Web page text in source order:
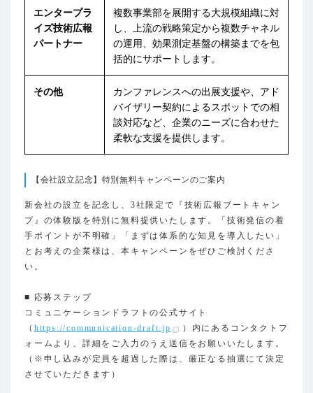
エンタープラ
イズ技術広報
パートナー
複数事業部を展開する大規模組織に対
し、上流の戦略策定から複数チャネル
の運用、効果測定基盤の構築までを包
括的にサポートします。
その他
カンファレンスへの出展支援や、アド
バイザリー契約によるスポットでの相
談対応など、企業のニーズに合わせた
柔軟な支援を提供します。
【会社設立記念】特別無料キャンペーンのご案内
新会社の設立を記念し、3社限定で『技術広報ブートキャン
プ』の体験版を特別に無料提供いたします。「技術発信の着
手ポイントが不明確」「まずは体系的な知見を導入したい」
とお考えの企業様は、本キャンペーンをぜひご検討くださ
い。
■ 応募ステップ
コミュニケーションドラフトの公式サイト
（ https://communication-draft.jp
）内にあるコンタクトフ
ォームより、詳細をご入力のうえ送信をお願いいたします。
（※申し込みが定員を超過した際は、厳正なる抽選にて決定
させていただきます）